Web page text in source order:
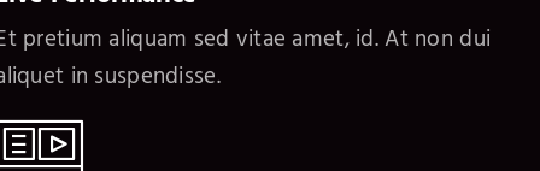
pretium aliquam sed vitae amet, id. At non dui
in suspendisse.